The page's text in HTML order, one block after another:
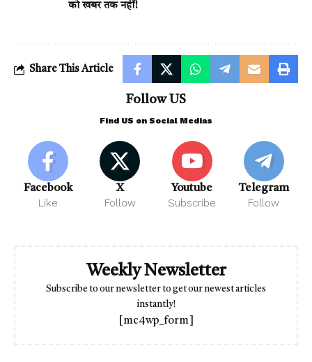
को खबर तक नहीं!
Share This Article
Follow US
Find US on Social Medias
Facebook
Like
X
Follow
Youtube
Subscribe
Telegram
Follow
Weekly Newsletter
Subscribe to our newsletter to get our newest articles
instantly!
[mc4wp_form]